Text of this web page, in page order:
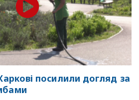
посилили догляд за